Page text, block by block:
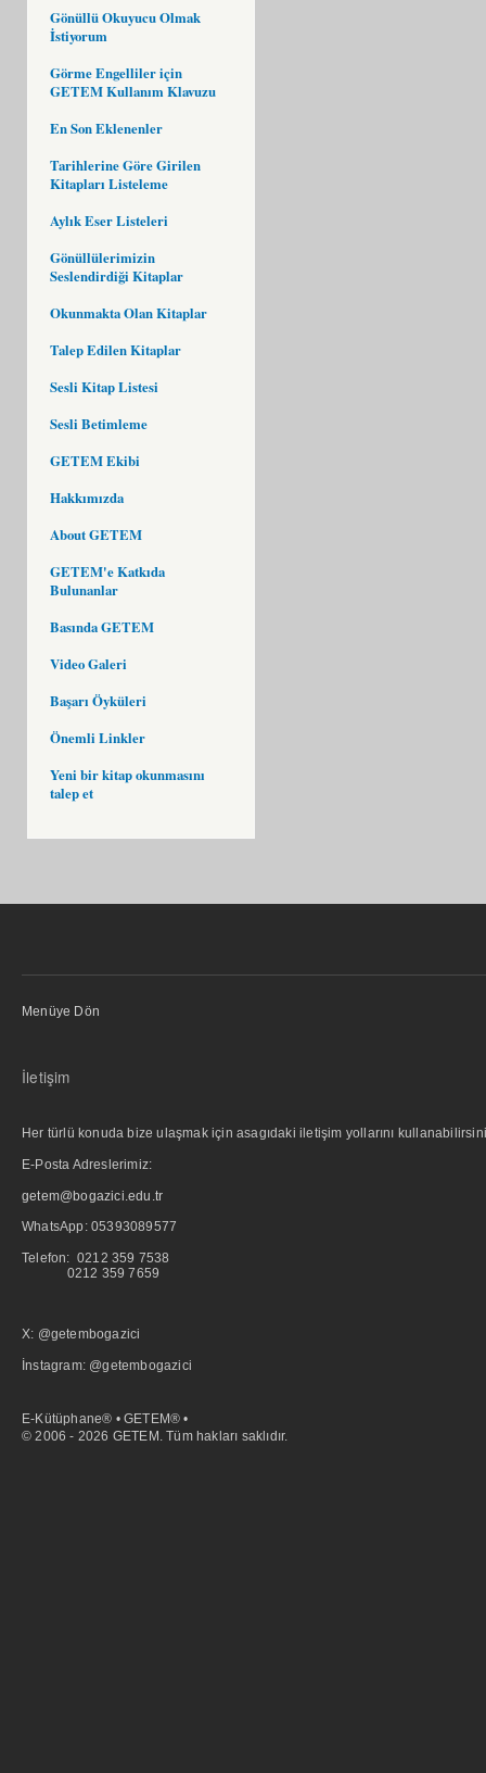
Gönüllü Okuyucu Olmak
İstiyorum
Görme Engelliler için
GETEM Kullanım Klavuzu
En Son Eklenenler
Tarihlerine Göre Girilen
Kitapları Listeleme
Aylık Eser Listeleri
Gönüllülerimizin
Seslendirdiği Kitaplar
Okunmakta Olan Kitaplar
Talep Edilen Kitaplar
Sesli Kitap Listesi
Sesli Betimleme
GETEM Ekibi
Hakkımızda
About GETEM
GETEM'e Katkıda
Bulunanlar
Basında GETEM
Video Galeri
Başarı Öyküleri
Önemli Linkler
Yeni bir kitap okunmasını
talep et
Menüye Dön
İletişim
Her türlü konuda bize ulaşmak için asagıdaki iletişim yollarını
E-Posta Adreslerimiz:
getem@bogazici.edu.tr
WhatsApp: 05393089577
Telefon: 0212 359 7538
0212 359 7659
X: @getembogazici
İnstagram: @getembogazici
E-Kütüphane® • GETEM® •
© 2006 - 2026 GETEM. Tüm hakları saklıdır.